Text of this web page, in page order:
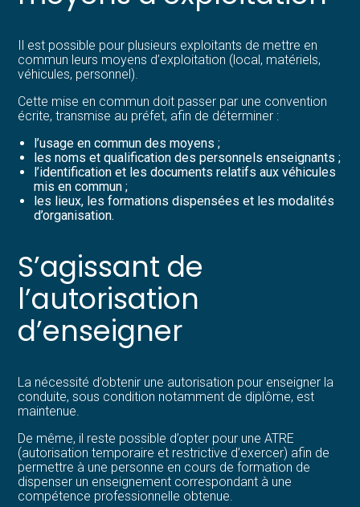
Il est possible pour plusieurs exploitants de mettre en
commun leurs moyens d’exploitation (local, matériels,
véhicules, personnel).
Cette mise en commun doit passer par une convention
écrite, transmise au préfet, afin de déterminer :
l’usage en commun des moyens ;
les noms et qualification des personnels enseignants ;
l’identification et les documents relatifs aux véhicules
mis en commun ;
les lieux, les formations dispensées et les modalités
d’organisation.
S’agissant de
l’autorisation
d’enseigner
La nécessité d’obtenir une autorisation pour enseigner la
conduite, sous condition notamment de diplôme, est
maintenue.
De même, il reste possible d’opter pour une ATRE
(autorisation temporaire et restrictive d’exercer) afin de
permettre à une personne en cours de formation de
dispenser un enseignement correspondant à une
compétence professionnelle obtenue.